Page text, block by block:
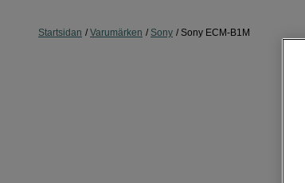
Startsidan Varumärken Sony Sony ECM-B1M